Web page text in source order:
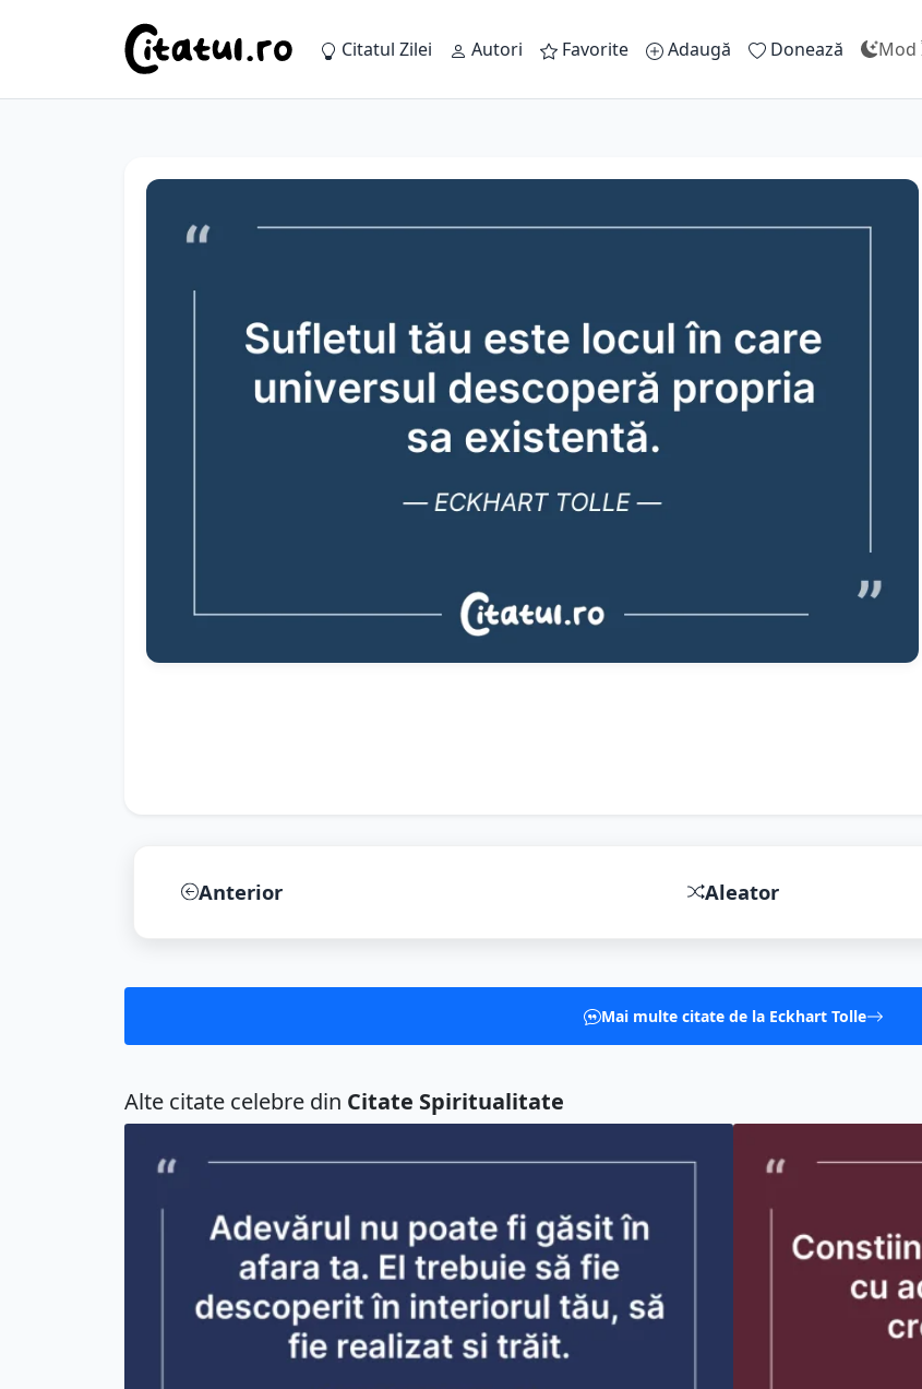
Citatul Zilei Autori Favorite Adaugă Donează Mod
Anterior Aleator
Mai multe citate de la Eckhart Tolle
Alte citate celebre din Citate Spiritualitate